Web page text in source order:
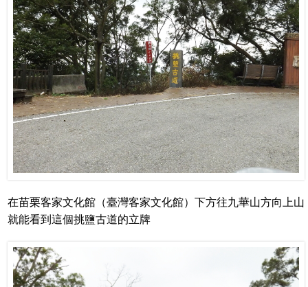
在苗栗客家文化館（臺灣客家文化館）下方往九華山方向上山
就能看到這個挑鹽古道的立牌